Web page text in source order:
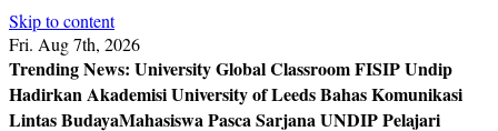
Skip to content
Fri. Aug 7th, 2026
Trending News: University Global Classroom FISIP Undip
Hadirkan Akademisi University of Leeds Bahas Komunikasi
Lintas BudayaMahasiswa Pasca Sarjana UNDIP Pelajari